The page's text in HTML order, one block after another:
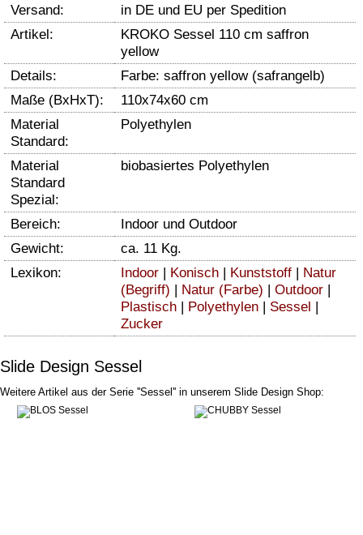
Versand:
in DE und EU per Spedition
Artikel:
KROKO Sessel 110 cm saffron
yellow
Details:
Farbe: saffron yellow (safrangelb)
Maße (BxHxT):
110x74x60 cm
Material
Standard:
Polyethylen
Material
Standard
Spezial:
biobasiertes Polyethylen
Bereich:
Indoor und Outdoor
Gewicht:
ca. 11 Kg.
Lexikon:
Indoor | Konisch | Kunststoff | Natur
(Begriff) | Natur (Farbe) | Outdoor |
Plastisch | Polyethylen | Sessel |
Zucker
Slide Design Sessel
Weitere Artikel aus der Serie ''Sessel'' in unserem Slide Design Shop: